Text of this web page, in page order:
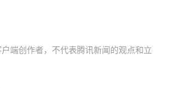
端创作者，不代表腾讯新闻的观点和立